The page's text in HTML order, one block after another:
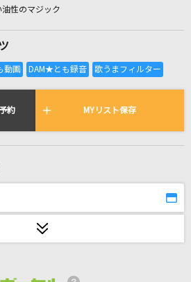
全国りれき
で歌われている曲の一覧
性のマジック
約 MYリスト保存